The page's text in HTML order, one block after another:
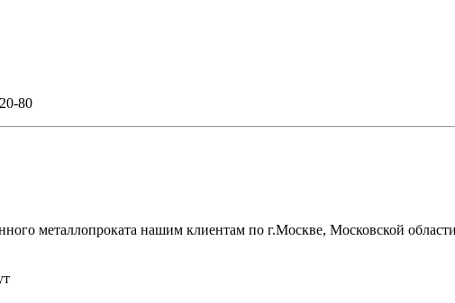
80
металлопроката нашим клиентам по г.Москве, Московской